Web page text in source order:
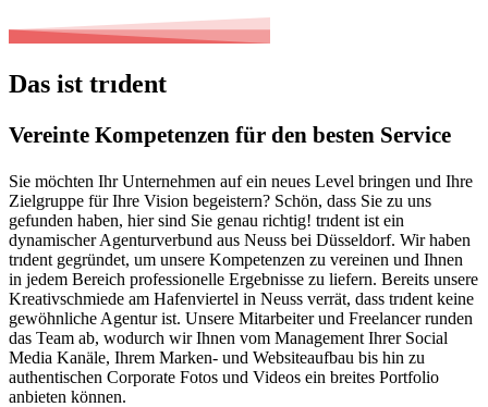
Das ist trıdent
Vereinte Kompetenzen für den besten Service
Sie möchten Ihr Unternehmen auf ein neues Level bringen und Ihre
Zielgruppe für Ihre Vision begeistern? Schön, dass Sie zu uns
gefunden haben, hier sind Sie genau richtig! trıdent ist ein
dynamischer Agenturverbund aus Neuss bei Düsseldorf. Wir haben
trıdent gegründet, um unsere Kompetenzen zu vereinen und Ihnen
in jedem Bereich professionelle Ergebnisse zu liefern. Bereits unsere
Kreativschmiede am Hafenviertel in Neuss verrät, dass trıdent keine
gewöhnliche Agentur ist. Unsere Mitarbeiter und Freelancer runden
das Team ab, wodurch wir Ihnen vom Management Ihrer Social
Media Kanäle, Ihrem Marken- und Websiteaufbau bis hin zu
authentischen Corporate Fotos und Videos ein breites Portfolio
anbieten können.